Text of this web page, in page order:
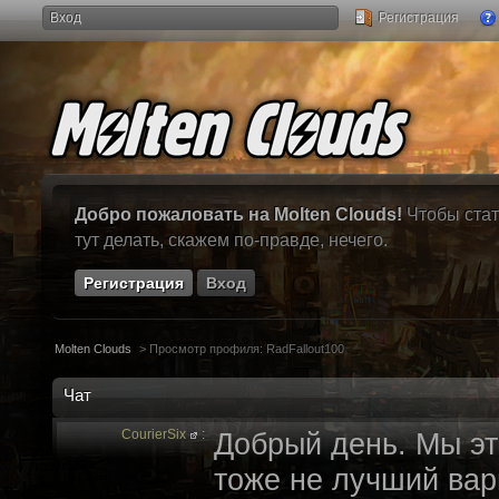
Вход Регистрация
Добро пожаловать на Molten Clouds! Чтобы
тут делать, скажем по-правде, нечего.
Регистрация Вход
Molten Clouds > Просмотр профиля: RadFallout100
Чат
CourierSix : Добрый день. Мы
тоже не лучший